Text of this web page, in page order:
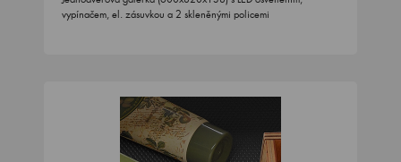
vypínačem, el. zásuvkou a 2 skleněnými policemi